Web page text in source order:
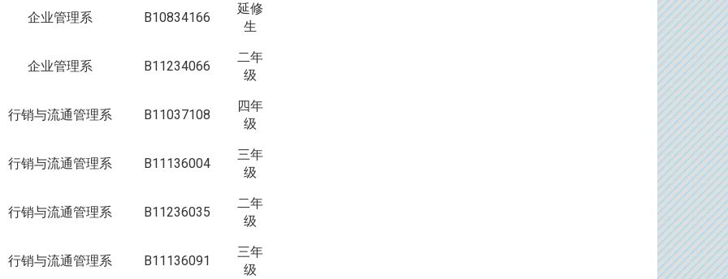
企业管理系 B10834166
延修
生
企业管理系 B11234066
二年
级
行销与流通管理系 B11037108
四年
级
行销与流通管理系 B11136004
三年
级
行销与流通管理系 B11236035
二年
级
行销与流通管理系 B11136091
三年
级